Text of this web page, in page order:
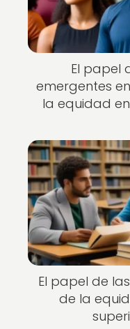
El papel
emergentes
la equidad
El papel de
de la